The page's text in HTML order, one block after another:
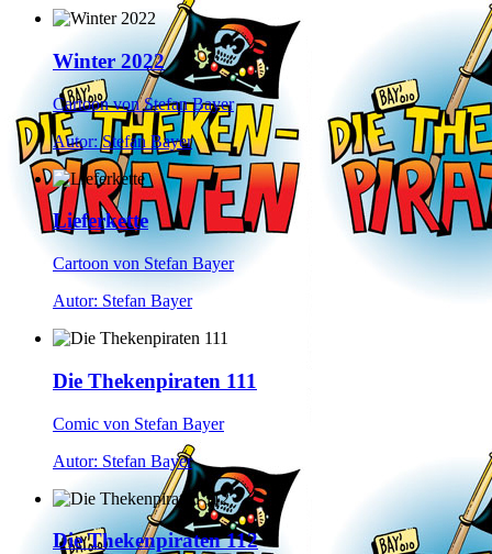
Winter 2022
Cartoon von Stefan Bayer
Autor: Stefan Bayer
Lieferkette
Cartoon von Stefan Bayer
Autor: Stefan Bayer
Die Thekenpiraten 111
Comic von Stefan Bayer
Autor: Stefan Bayer
Die Thekenpiraten 112